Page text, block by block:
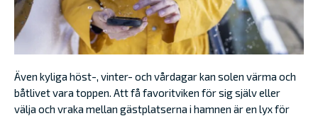
Även kyliga höst-, vinter- och vårdagar kan solen värma och
båtlivet vara toppen. Att få favoritviken för sig själv eller
välja och vraka mellan gästplatserna i hamnen är en lyx för